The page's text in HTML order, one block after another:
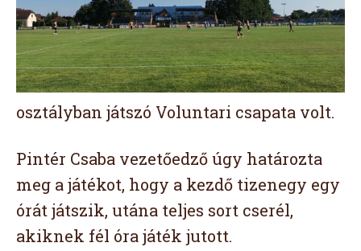
osztályban játszó Voluntari csapata volt.
Pintér Csaba vezetőedző úgy határozta
meg a játékot, hogy a kezdő tizenegy egy
órát játszik, utána teljes sort cserél,
akiknek fél óra játék jutott.